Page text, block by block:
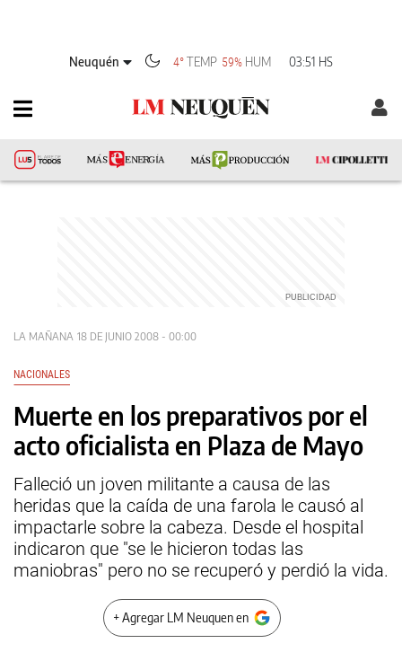
Neuquén 4° TEMP 59% HUM 03:51 HS
LA MAÑANA 18 DE JUNIO 2008 - 00:00
NACIONALES
Muerte en los preparativos por el
acto oficialista en Plaza de Mayo
Falleció un joven militante a causa de las
heridas que la caída de una farola le causó al
impactarle sobre la cabeza. Desde el hospital
indicaron que "se le hicieron todas las
maniobras" pero no se recuperó y perdió la vida.
+ Agregar LM Neuquen en